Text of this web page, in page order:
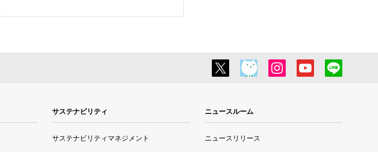
サステナビリティ
サステナビリティマネジメント
ニュースルーム
ニュースリリース